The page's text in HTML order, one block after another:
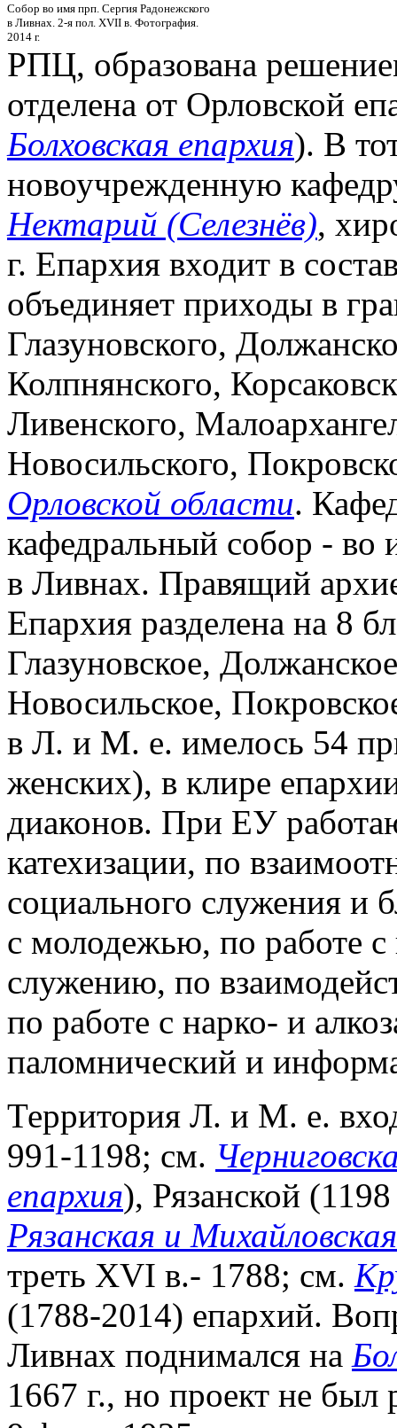
Собор во имя прп. Сергия Радонежского
в Ливнах. 2-я пол. XVII в. Фотография.
2014 г.
РПЦ, образована
отделена от Орловской
Болховская епархия). В
новоучрежденную
Нектарий (Селезнёв),
г. Епархия входит в
объединяет приходы в
Глазуновского,
Колпнянского,
Ливенского,
Новосильского,
Орловской области.
кафедральный собор - во
в Ливнах. Правящий
Епархия разделена на 8
Глазуновское,
Новосильское,
в Л. и М. е. имелось 54
женских), в клире
диаконов. При ЕУ
катехизации, по
социального служения и
с молодежью, по работе
служению, по
по работе с нарко- и
паломнический и
Территория Л. и М. е.
991-1198; см.
епархия), Рязанской
Рязанская и
треть XVI в.- 1788; см.
(1788-2014) епархий.
Ливнах поднимался на
1667 г., но проект не был